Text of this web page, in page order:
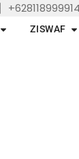
Open LAYANAN
ZISWAF